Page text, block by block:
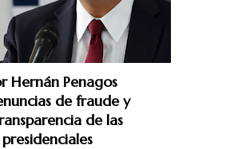
Hernán Penagos
de fraude y
de las